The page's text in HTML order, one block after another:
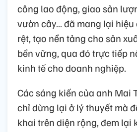
công lao động, giao sản
vườn cây… đã mang lại hiệu
rệt, tạo nền tảng cho sản
bền vững, qua đó trực tiếp
kinh tế cho doanh nghiệp.
Các sáng kiến của anh Mai
chỉ dừng lại ở lý thuyết mà
khai trên diện rộng, đem lại